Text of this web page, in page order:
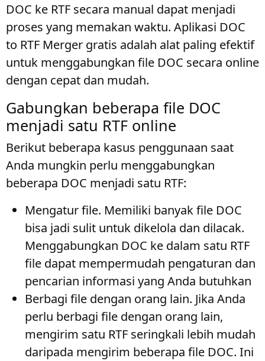
DOC ke RTF secara manual dapat menjadi
proses yang memakan waktu. Aplikasi DOC
to RTF Merger gratis adalah alat paling efektif
untuk menggabungkan file DOC secara online
dengan cepat dan mudah.
Gabungkan beberapa file DOC
menjadi satu RTF online
Berikut beberapa kasus penggunaan saat
Anda mungkin perlu menggabungkan
beberapa DOC menjadi satu RTF:
Mengatur file. Memiliki banyak file DOC
bisa jadi sulit untuk dikelola dan dilacak.
Menggabungkan DOC ke dalam satu RTF
file dapat mempermudah pengaturan dan
pencarian informasi yang Anda butuhkan
Berbagi file dengan orang lain. Jika Anda
perlu berbagi file dengan orang lain,
mengirim satu RTF seringkali lebih mudah
daripada mengirim beberapa file DOC. Ini